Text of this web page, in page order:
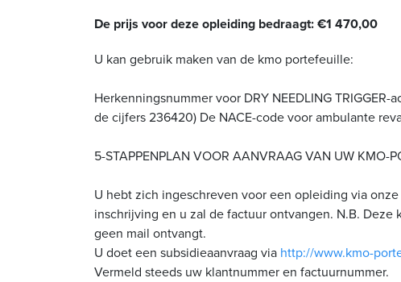
De prijs voor deze opleiding bedraagt: €1 470,00
U kan gebruik maken van de kmo portefeuille:
Herkenningsnummer voor DRY NEEDLING
de cijfers 236420) De NACE-code voor ambulante
5-STAPPENPLAN VOOR AANVRAAG VAN UW KMO-
U hebt zich ingeschreven voor een opleiding via
inschrijving en u zal de factuur ontvangen. N.B.
geen mail ontvangt.
U doet een subsidieaanvraag via http://www.kmo-
Vermeld steeds uw klantnummer en factuurnummer.